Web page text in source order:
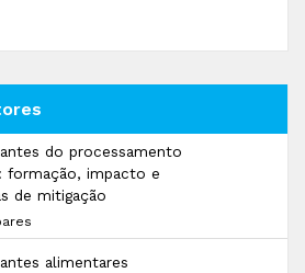
do processamento
formação, impacto e
de mitigação
alimentares